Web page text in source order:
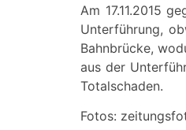
Am 17.11.2015
Unterführung,
Bahnbrücke,
aus der
Totalschaden.
Fotos: